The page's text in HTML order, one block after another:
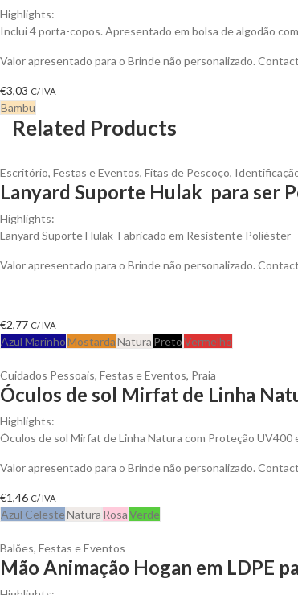
Highlights:
Inclui 4 porta-copos. Apresentado em bolsa de algodão
Valor apresentado para o Brinde não personalizado.
€3,03 C/ IVA
Bambu
Related Products
Escritório, Festas e Eventos, Fitas de Pescoço,
Lanyard Suporte Hulak para ser
Highlights:
Lanyard Suporte Hulak Fabricado em Resistente Poliéster
Valor apresentado para o Brinde não personalizado.
€2,77 C/ IVA
Azul MarinhoMostardaNatura PretoVermelho
Cuidados Pessoais, Festas e Eventos, Praia
Óculos de sol Mirfat de Linha
Highlights:
Óculos de sol Mirfat de Linha Natura com Proteção UV400
Valor apresentado para o Brinde não personalizado.
€1,46 C/ IVA
Azul CelesteNatura RosaVerde
Balões, Festas e Eventos
Mão Animação Hogan em LDPE